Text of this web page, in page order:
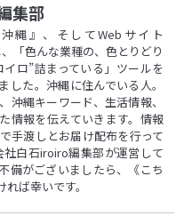
集部
縄』、そしてWebサイト
「色んな業種の、色とりどり
ロ”詰まっている」ツールを
した。沖縄に住んでいる人。
縄キーワード、生活情報、
情報を伝えていきます。情報
手渡しとお届け配布を行って
白石iroiro編集部が運営して
備がございましたら、
《こち
ば幸いです。